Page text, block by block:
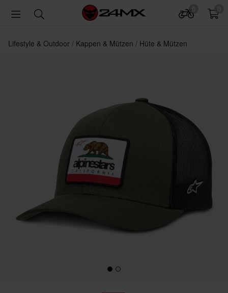
Lifestyle & Outdoor Kappen & Mützen Hüte & Mützen